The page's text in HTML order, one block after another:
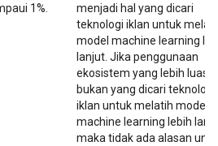
1%.
menjadi hal yang dicari
teknologi iklan untuk
model machine learning
lanjut. Jika penggunaan
ekosistem yang lebih luas
bukan yang dicari teknologi
iklan untuk melatih model
machine learning lebih
maka tidak ada alasan